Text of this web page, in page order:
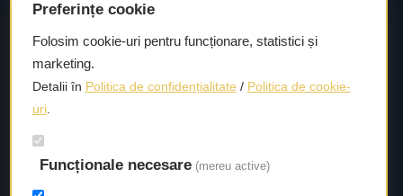
Consultanță și asistență tehnică
Consultanță și asistență tehnică pentru alegerea pieselor
potrivite și efectuarea reparațiilor sau întreținerii corecte.
Livrare rapidă
Preferințe cookie
Folosim cookie-uri pentru funcționare, statistici și
marketing.
Detalii în Politica de confidențialitate / Politica de cookie-
uri.
Funcționale necesare (mereu active)